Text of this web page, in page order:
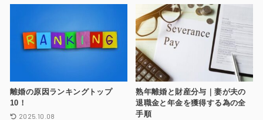
離婚の原因ランキングトップ
10！
2025.10.08
熟年離婚と財産分与｜妻が夫の
退職金と年金を獲得する為の全
手順